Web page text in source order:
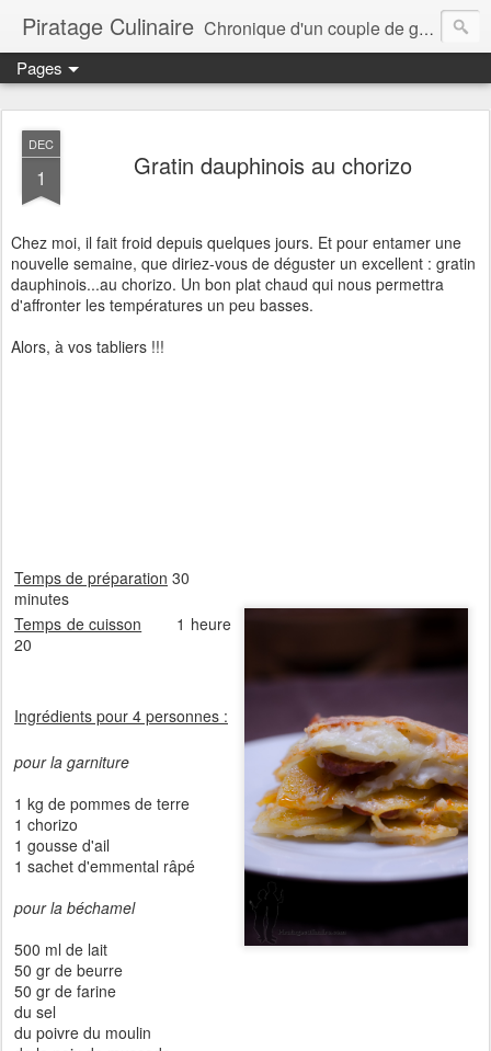
Piratage Culinaire Chronique d'un couple de gourmands
Pages
DEC
1 Gratin dauphinois au chorizo
Chez moi, il fait froid depuis quelques jours. Et pour entamer une
nouvelle semaine, que diriez-vous de déguster un excellent : gratin
dauphinois...au chorizo. Un bon plat chaud qui nous permettra
d'affronter les températures un peu basses.
Alors, à vos tabliers !!!
Temps de préparation 30
minutes
Temps de cuisson 1 heure
20
Ingrédients pour 4 personnes :
pour la garniture
1 kg de pommes de terre
1 chorizo
1 gousse d'ail
1 sachet d'emmental râpé
pour la béchamel
500 ml de lait
50 gr de beurre
50 gr de farine
du sel
du poivre du moulin